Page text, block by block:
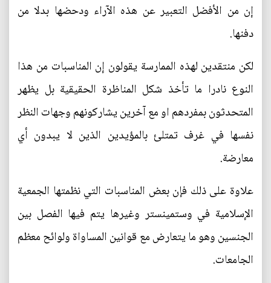
إن من الأفضل التعبير عن هذه الآراء ودحضها بدلا من
دفنها.
لكن منتقدين لهذه الممارسة يقولون إن المناسبات من هذا
النوع نادرا ما تأخذ شكل المناظرة الحقيقية بل يظهر
المتحدثون بمفردهم او مع آخرين يشاركونهم وجهات النظر
نفسها في غرف تمتلئ بالمؤيدين الذين لا يبدون أي
معارضة.
علاوة على ذلك فإن بعض المناسبات التي نظمتها الجمعية
الإسلامية في وستمينستر وغيرها يتم فيها الفصل بين
الجنسين وهو ما يتعارض مع قوانين المساواة ولوائح معظم
الجامعات.